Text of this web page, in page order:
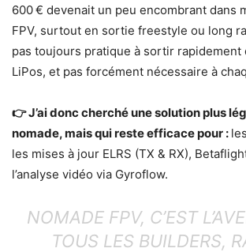
600 € devenait un peu encombrant dans
FPV, surtout en sortie freestyle ou long
pas toujours pratique à sortir rapidement
LiPos, et pas forcément nécessaire à
👉 J’ai donc cherché une solution plus
nomade, mais qui reste efficace pour :
les mises à jour ELRS (TX & RX),
l’analyse vidéo via Gyroflow.
NOMADE FPV, C’EST
TOUS LES BUILDERS,